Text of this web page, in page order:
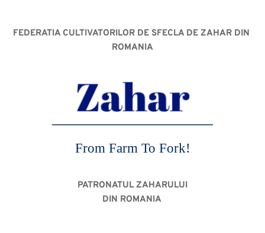
FEDERATIA CULTIVATORILOR DE SFECLA DE ZAHAR DIN
ROMANIA
From Farm To Fork!
PATRONATUL ZAHARULUI
DIN ROMANIA